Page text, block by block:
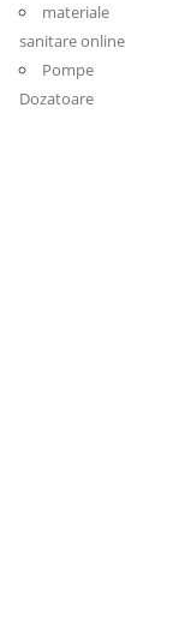
materiale
sanitare online
Pompe
Dozatoare